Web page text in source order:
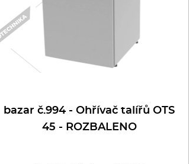
bazar č.994 - Ohřívač talířů OTS
45 - ROZBALENO